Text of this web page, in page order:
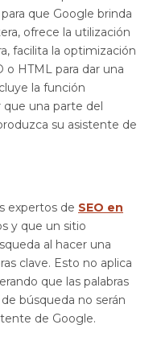
que Google brinda
ofrece la utilización
facilita la optimización
HTML para dar una
la función
que una parte del
su asistente de
expertos de SEO en
y que un sitio
al hacer una
clave. Esto no aplica
que las palabras
búsqueda no serán
de Google.